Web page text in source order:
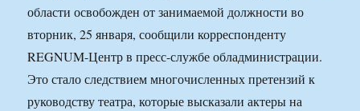
области освобожден от занимаемой должности во
вторник, 25 января, сообщили корреспонденту
REGNUM-Центр в пресс-службе обладминистрации.
Это стало следствием многочисленных претензий к
руководству театра, которые высказали актеры на